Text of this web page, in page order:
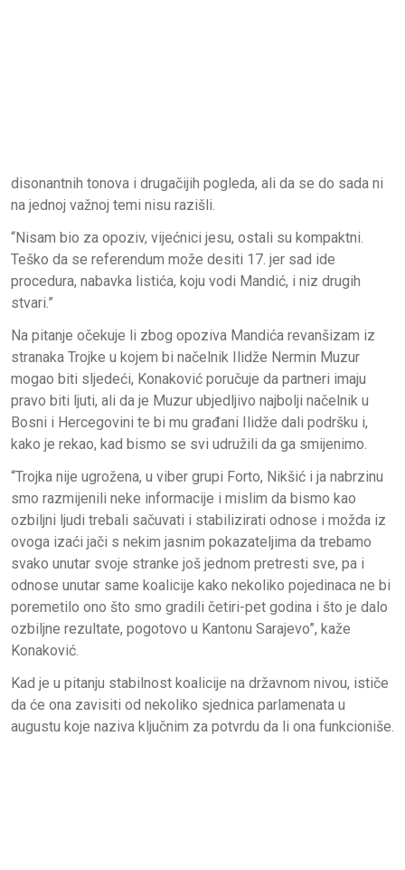
disonantnih tonova i drugačijih pogleda, ali da se do sada ni
na jednoj važnoj temi nisu razišli.
“Nisam bio za opoziv, vijećnici jesu, ostali su kompaktni.
Teško da se referendum može desiti 17. jer sad ide
procedura, nabavka listića, koju vodi Mandić, i niz drugih
stvari.”
Na pitanje očekuje li zbog opoziva Mandića revanšizam iz
stranaka Trojke u kojem bi načelnik Ilidže Nermin Muzur
mogao biti sljedeći, Konaković poručuje da partneri imaju
pravo biti ljuti, ali da je Muzur ubjedljivo najbolji načelnik u
Bosni i Hercegovini te bi mu građani Ilidže dali podršku i,
kako je rekao, kad bismo se svi udružili da ga smijenimo.
“Trojka nije ugrožena, u viber grupi Forto, Nikšić i ja nabrzinu
smo razmijenili neke informacije i mislim da bismo kao
ozbiljni ljudi trebali sačuvati i stabilizirati odnose i možda iz
ovoga izaći jači s nekim jasnim pokazateljima da trebamo
svako unutar svoje stranke još jednom pretresti sve, pa i
odnose unutar same koalicije kako nekoliko pojedinaca ne bi
poremetilo ono što smo gradili četiri-pet godina i što je dalo
ozbiljne rezultate, pogotovo u Kantonu Sarajevo”, kaže
Konaković.
Kad je u pitanju stabilnost koalicije na državnom nivou, ističe
da će ona zavisiti od nekoliko sjednica parlamenata u
augustu koje naziva ključnim za potvrdu da li ona funkcioniše.